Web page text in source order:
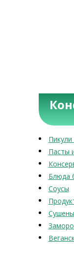
Пасты
Блюда
Соусы